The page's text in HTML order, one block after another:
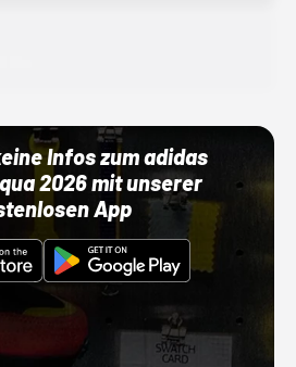
Infos zum adidas
2026 mit unserer
App